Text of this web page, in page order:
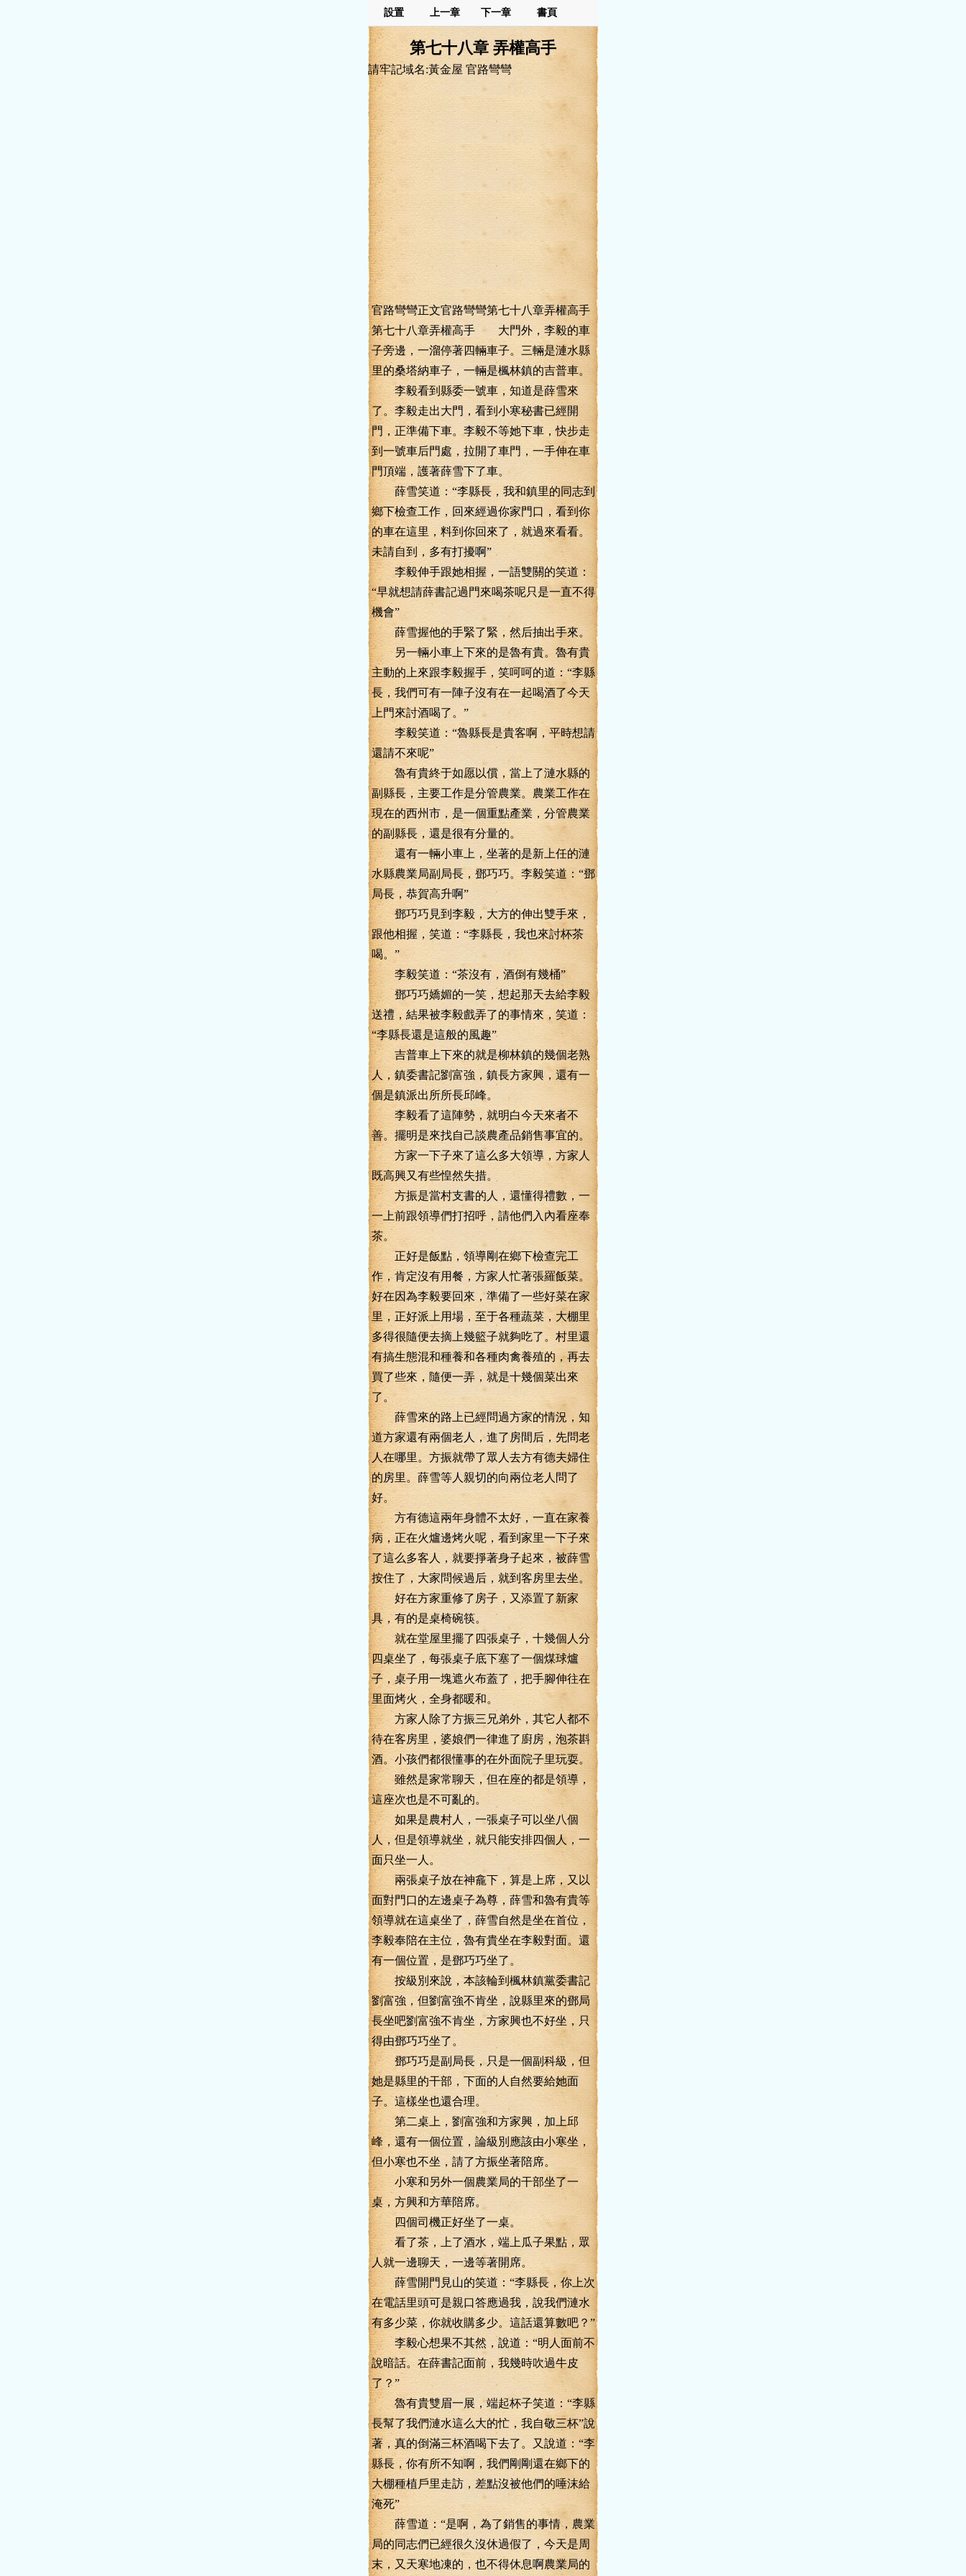
設置 上一章 下一章 書頁
第七十八章 弄權高手
請牢記域名:黃金屋 官路彎彎
官路彎彎正文官路彎彎第七十八章弄權高手
第七十八章弄權高手 大門外，李毅的車
子旁邊，一溜停著四輛車子。三輛是漣水縣
里的桑塔納車子，一輛是楓林鎮的吉普車。
李毅看到縣委一號車，知道是薛雪來
了。李毅走出大門，看到小寒秘書已經開
門，正準備下車。李毅不等她下車，快步走
到一號車后門處，拉開了車門，一手伸在車
門頂端，護著薛雪下了車。
薛雪笑道：“李縣長，我和鎮里的同志到
鄉下檢查工作，回來經過你家門口，看到你
的車在這里，料到你回來了，就過來看看。
未請自到，多有打擾啊”
李毅伸手跟她相握，一語雙關的笑道：
“早就想請薛書記過門來喝茶呢只是一直不得
機會”
薛雪握他的手緊了緊，然后抽出手來。
另一輛小車上下來的是魯有貴。魯有貴
主動的上來跟李毅握手，笑呵呵的道：“李縣
長，我們可有一陣子沒有在一起喝酒了今天
上門來討酒喝了。”
李毅笑道：“魯縣長是貴客啊，平時想請
還請不來呢”
魯有貴終于如愿以償，當上了漣水縣的
副縣長，主要工作是分管農業。農業工作在
現在的西州市，是一個重點產業，分管農業
的副縣長，還是很有分量的。
還有一輛小車上，坐著的是新上任的漣
水縣農業局副局長，鄧巧巧。李毅笑道：“鄧
局長，恭賀高升啊”
鄧巧巧見到李毅，大方的伸出雙手來，
跟他相握，笑道：“李縣長，我也來討杯茶
喝。”
李毅笑道：“茶沒有，酒倒有幾桶”
鄧巧巧嬌媚的一笑，想起那天去給李毅
送禮，結果被李毅戲弄了的事情來，笑道：
“李縣長還是這般的風趣”
吉普車上下來的就是柳林鎮的幾個老熟
人，鎮委書記劉富強，鎮長方家興，還有一
個是鎮派出所所長邱峰。
李毅看了這陣勢，就明白今天來者不
善。擺明是來找自己談農產品銷售事宜的。
方家一下子來了這么多大領導，方家人
既高興又有些惶然失措。
方振是當村支書的人，還懂得禮數，一
一上前跟領導們打招呼，請他們入內看座奉
茶。
正好是飯點，領導剛在鄉下檢查完工
作，肯定沒有用餐，方家人忙著張羅飯菜。
好在因為李毅要回來，準備了一些好菜在家
里，正好派上用場，至于各種蔬菜，大棚里
多得很隨便去摘上幾籃子就夠吃了。村里還
有搞生態混和種養和各種肉禽養殖的，再去
買了些來，隨便一弄，就是十幾個菜出來
了。
薛雪來的路上已經問過方家的情況，知
道方家還有兩個老人，進了房間后，先問老
人在哪里。方振就帶了眾人去方有德夫婦住
的房里。薛雪等人親切的向兩位老人問了
好。
方有德這兩年身體不太好，一直在家養
病，正在火爐邊烤火呢，看到家里一下子來
了這么多客人，就要掙著身子起來，被薛雪
按住了，大家問候過后，就到客房里去坐。
好在方家重修了房子，又添置了新家
具，有的是桌椅碗筷。
就在堂屋里擺了四張桌子，十幾個人分
四桌坐了，每張桌子底下塞了一個煤球爐
子，桌子用一塊遮火布蓋了，把手腳伸往在
里面烤火，全身都暖和。
方家人除了方振三兄弟外，其它人都不
待在客房里，婆娘們一律進了廚房，泡茶斟
酒。小孩們都很懂事的在外面院子里玩耍。
雖然是家常聊天，但在座的都是領導，
這座次也是不可亂的。
如果是農村人，一張桌子可以坐八個
人，但是領導就坐，就只能安排四個人，一
面只坐一人。
兩張桌子放在神龕下，算是上席，又以
面對門口的左邊桌子為尊，薛雪和魯有貴等
領導就在這桌坐了，薛雪自然是坐在首位，
李毅奉陪在主位，魯有貴坐在李毅對面。還
有一個位置，是鄧巧巧坐了。
按級別來說，本該輪到楓林鎮黨委書記
劉富強，但劉富強不肯坐，說縣里來的鄧局
長坐吧劉富強不肯坐，方家興也不好坐，只
得由鄧巧巧坐了。
鄧巧巧是副局長，只是一個副科級，但
她是縣里的干部，下面的人自然要給她面
子。這樣坐也還合理。
第二桌上，劉富強和方家興，加上邱
峰，還有一個位置，論級別應該由小寒坐，
但小寒也不坐，請了方振坐著陪席。
小寒和另外一個農業局的干部坐了一
桌，方興和方華陪席。
四個司機正好坐了一桌。
看了茶，上了酒水，端上瓜子果點，眾
人就一邊聊天，一邊等著開席。
薛雪開門見山的笑道：“李縣長，你上次
在電話里頭可是親口答應過我，說我們漣水
有多少菜，你就收購多少。這話還算數吧？”
李毅心想果不其然，說道：“明人面前不
說暗話。在薛書記面前，我幾時吹過牛皮
了？”
魯有貴雙眉一展，端起杯子笑道：“李縣
長幫了我們漣水這么大的忙，我自敬三杯”說
著，真的倒滿三杯酒喝下去了。又說道：“李
縣長，你有所不知啊，我們剛剛還在鄉下的
大棚種植戶里走訪，差點沒被他們的唾沫給
淹死”
薛雪道：“是啊，為了銷售的事情，農業
局的同志們已經很久沒休過假了，今天是周
末，又天寒地凍的，也不得休息啊農業局的